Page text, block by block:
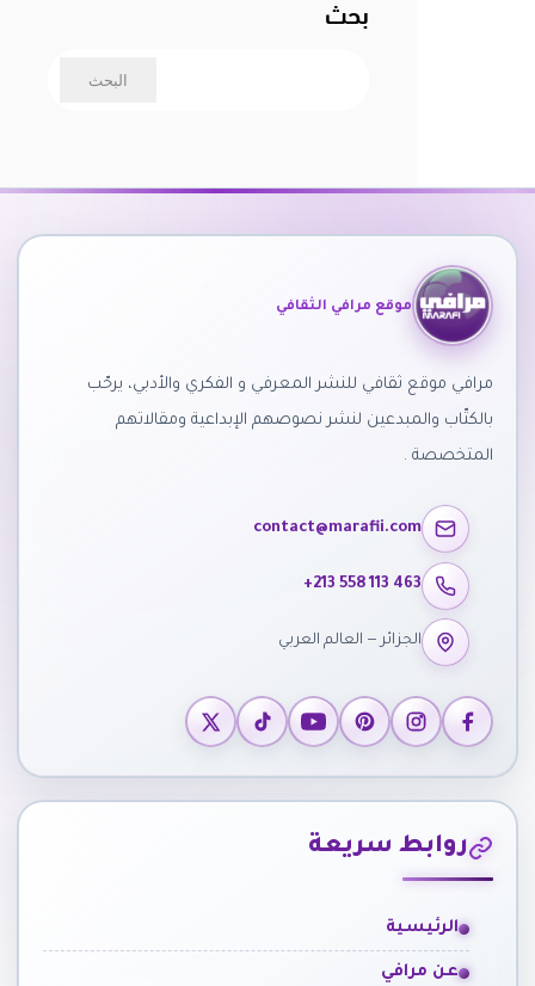
بحث
موقع مرافي الثقافي
مرافي موقع ثقافي للنشر المعرفي و الفكري والأدبي، يرحّب
بالكتّاب والمبدعين لنشر نصوصهم الإبداعية ومقالاتهم
المتخصصة .
contact@marafii.com
+213 558 113 463
الجزائر — العالم العربي
روابط سريعة
الرئيسية
عن مرافي